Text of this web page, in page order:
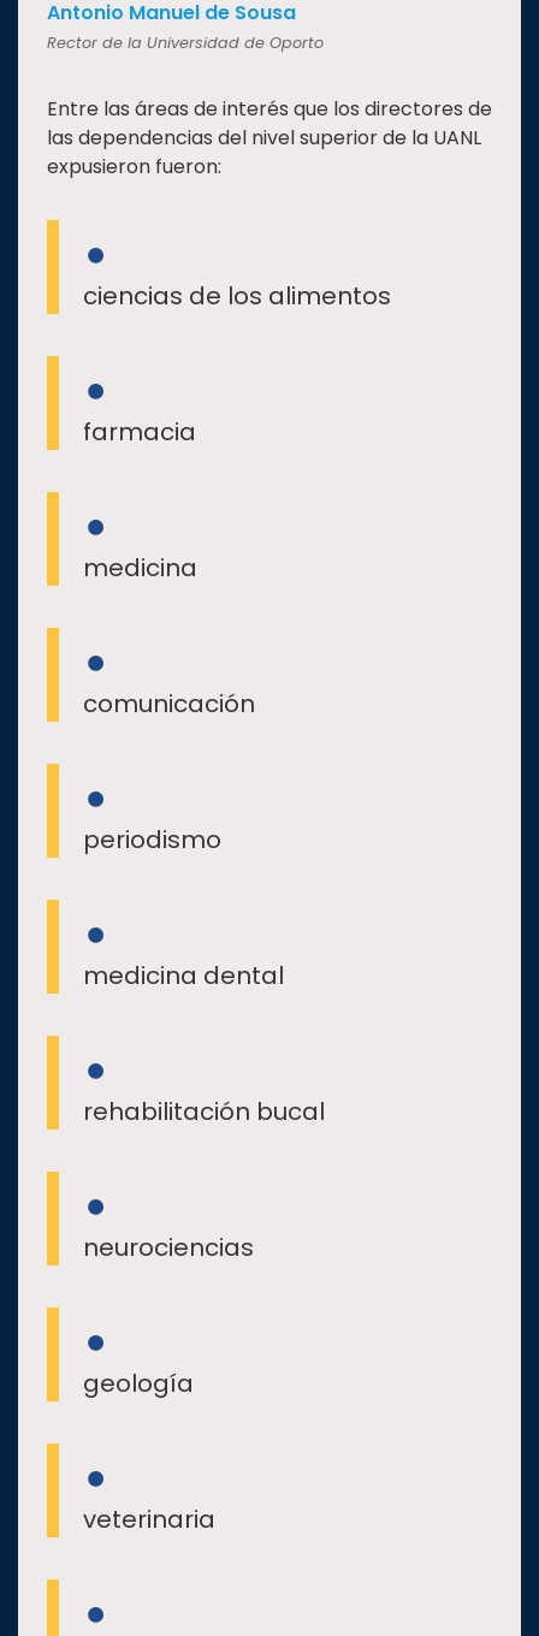
Antonio Manuel de Sousa
Rector de la Universidad de Oporto
Entre las áreas de interés que los directores de
las dependencias del nivel superior de la UANL
expusieron fueron:
ciencias de los alimentos
farmacia
medicina
comunicación
periodismo
medicina dental
rehabilitación bucal
neurociencias
geología
veterinaria